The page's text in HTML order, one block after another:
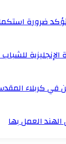
ضرورة
للشباب
في كربلاء
العمل بها